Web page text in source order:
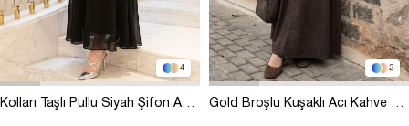
4
Kolları Taşlı Pullu Siyah Şifon Abiye
2
Gold Broşlu Kuşaklı Acı Kahve Modal Elbise